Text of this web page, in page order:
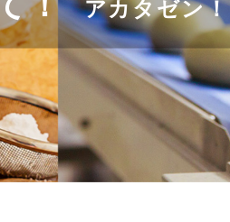
アカタゼン！